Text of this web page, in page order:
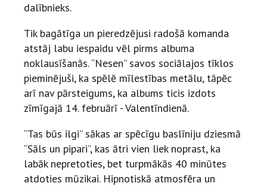
dalībnieks.
Tik bagātīga un pieredzējusi radošā komanda
atstāj labu iespaidu vēl pirms albuma
noklausīšanās. “Nesen” savos sociālajos tīklos
pieminējuši, ka spēlē mīlestības metālu, tāpēc
arī nav pārsteigums, ka albums ticis izdots
zīmīgajā 14. februārī - Valentīndienā.
“Tas būs ilgi” sākas ar spēcīgu baslīniju dziesmā
“Sāls un pipari”, kas ātri vien liek noprast, ka
labāk nepretoties, bet turpmākās 40 minūtes
atdoties mūzikai. Hipnotiskā atmosfēra un